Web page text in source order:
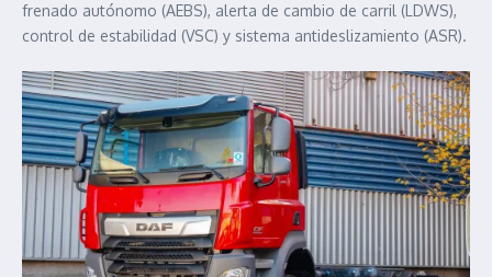
frenado autónomo (AEBS), alerta de cambio de carril (LDWS),
control de estabilidad (VSC) y sistema antideslizamiento (ASR).